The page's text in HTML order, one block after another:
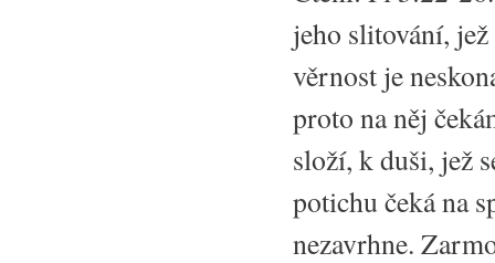
jeho slitování,
věrnost je
proto na něj
složí, k duši, jež
potichu čeká na
nezavrhne.